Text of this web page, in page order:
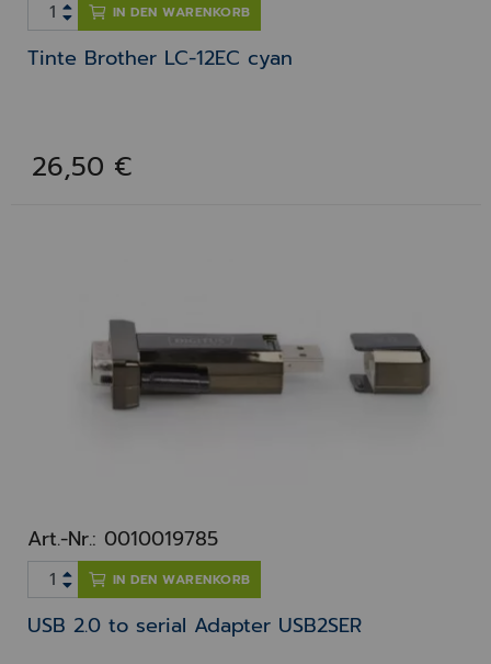
IN DEN WARENKORB
Tinte Brother LC-12EC cyan
26,50 €
Art.-Nr.: 0010019785
IN DEN WARENKORB
USB 2.0 to serial Adapter USB2SER